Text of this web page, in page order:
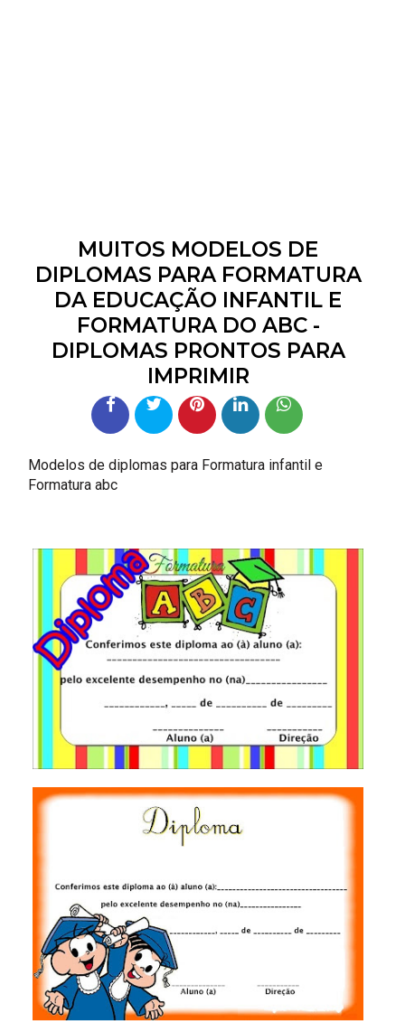
MUITOS MODELOS DE
DIPLOMAS PARA FORMATURA
DA EDUCAÇÃO INFANTIL E
FORMATURA DO ABC -
DIPLOMAS PRONTOS PARA
IMPRIMIR
Modelos de diplomas para Formatura infantil e
Formatura abc